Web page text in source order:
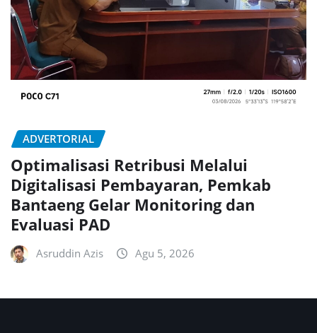
ADVERTORIAL
Optimalisasi Retribusi Melalui
Digitalisasi Pembayaran, Pemkab
Bantaeng Gelar Monitoring dan
Evaluasi PAD
Asruddin Azis Agu 5, 2026